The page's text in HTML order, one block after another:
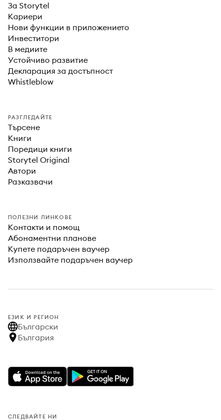
За Storytel
Кариери
Нови функции в приложението
Инвеститори
В медиите
Устойчиво развитие
Декларация за достъпност
Whistleblow
РАЗГЛЕДАЙТЕ
Търсене
Книги
Поредици книги
Storytel Original
Автори
Разказвачи
ПОЛЕЗНИ ЛИНКОВЕ
Контакти и помощ
Абонаментни планове
Купете подаръчен ваучер
Използвайте подаръчен ваучер
ЕЗИК И РЕГИОН
Български
България
СЛЕДВАЙТЕ НИ